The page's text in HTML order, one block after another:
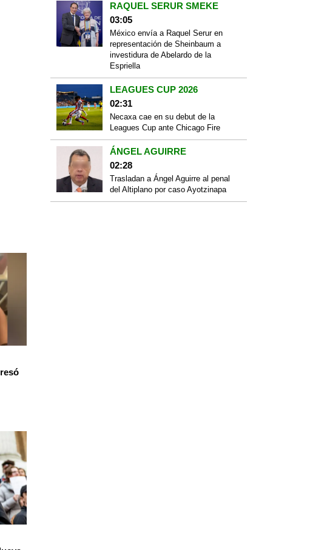
RAQUEL SERUR SMEKE
03:05
México envía a Raquel Serur en
representación de Sheinbaum a
investidura de Abelardo de la
Espriella
LEAGUES CUP 2026
02:31
Necaxa cae en su debut de la
Leagues Cup ante Chicago Fire
ÁNGEL AGUIRRE
02:28
Trasladan a Ángel Aguirre al penal
del Altiplano por caso Ayotzinapa